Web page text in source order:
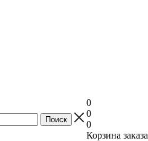
0
0
0
Корзина заказа